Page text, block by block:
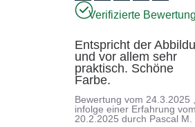
Verifizierte
Entspricht der
und vor allem sehr
praktisch. Schöne
Farbe.
Bewertung vom 24.3.2025
infolge einer Erfahrung
20.2.2025 durch Pascal M.